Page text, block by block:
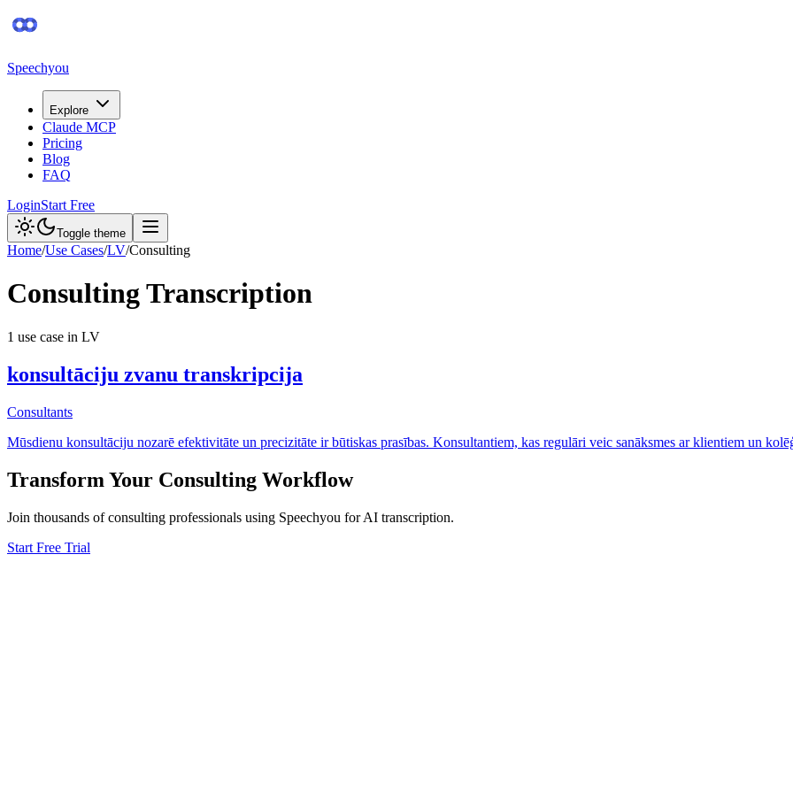
Speechyou
Explore
Claude MCP
Pricing
Blog
FAQ
LoginStart Free
Toggle theme
Home/Use Cases/LV/Consulting
ConsultingTranscription
1 use case in LV
konsultāciju zvanu transkripcija
Consultants
Mūsdienu konsultāciju nozarē efektivitāte un precizitāte ir būtiskas prasības. Konsultantiem, kas regulāri veic sanāksmes ar klientiem un
Transform Your Consulting Workflow
Join thousands ofconsulting professionals using Speechyou for AI transcription.
Start Free Trial